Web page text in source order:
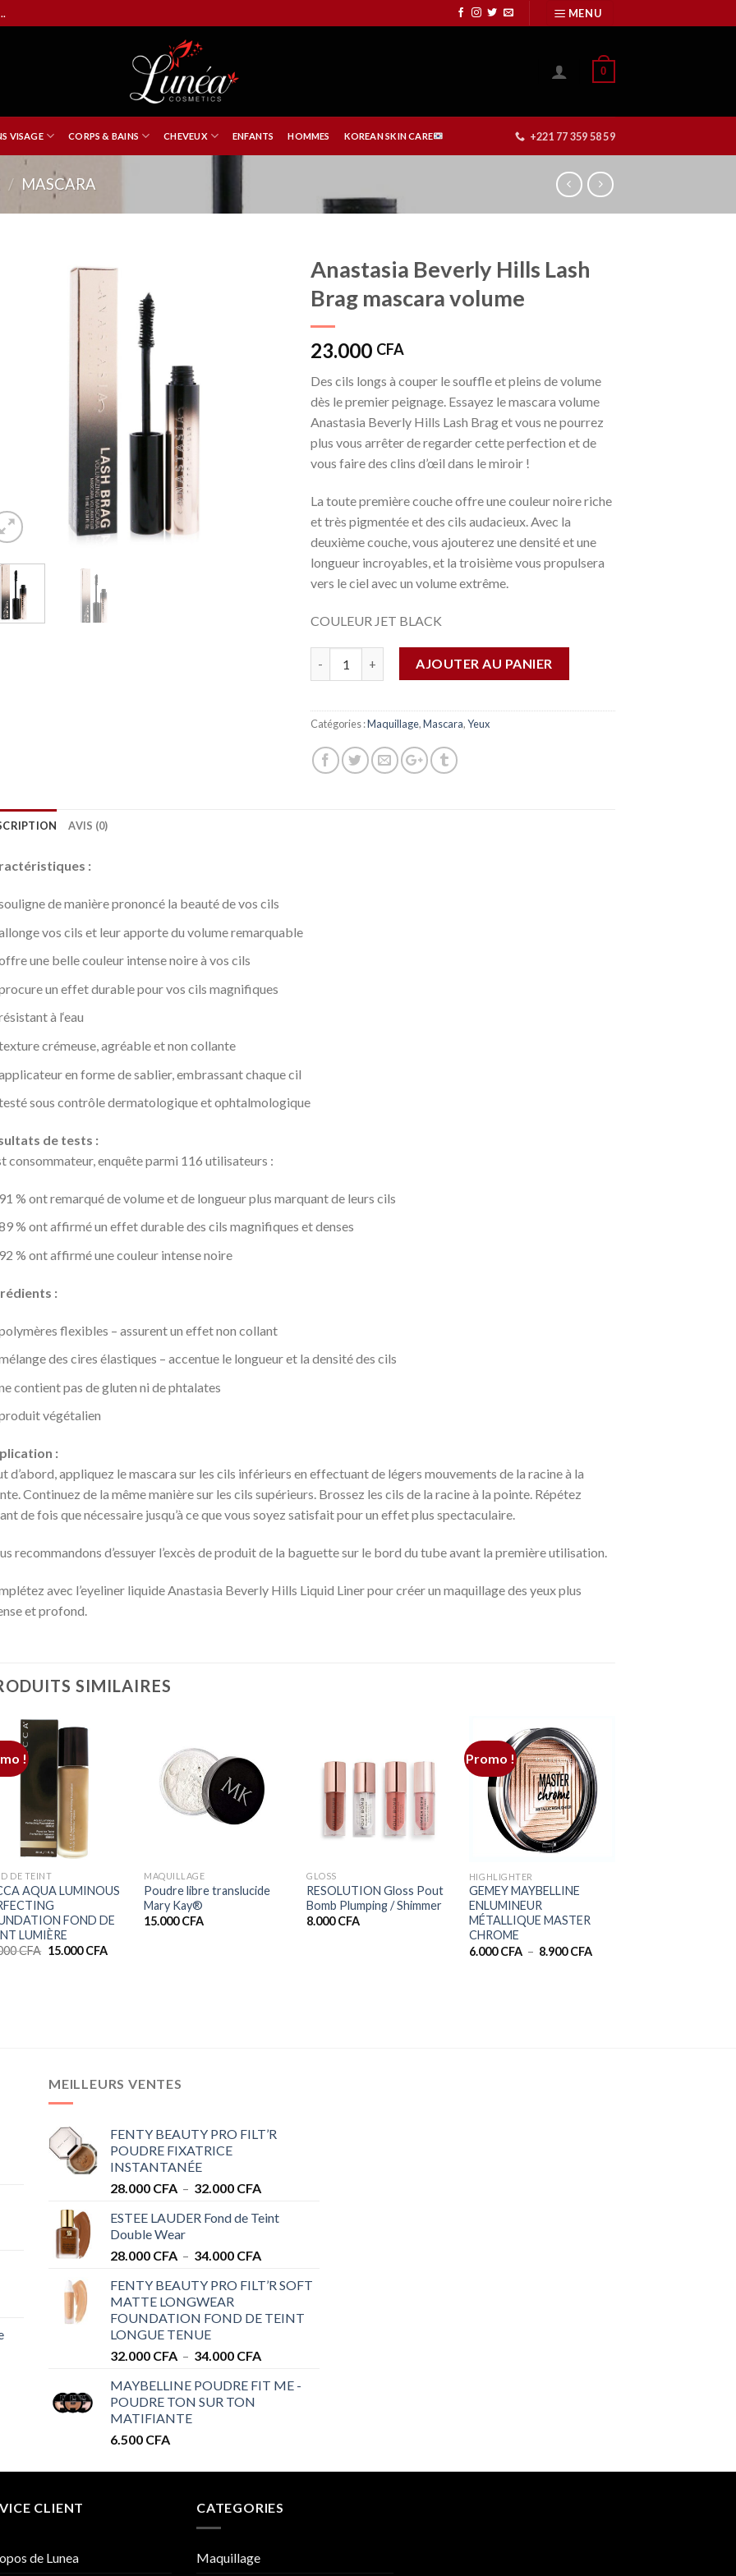
MENU
0
VISAGE CORPS & BAINS CHEVEUX ENFANTS HOMMES KOREAN SKIN CARE +221 77 359 58 59
/ MASCARA
Anastasia Beverly Hills Lash
Brag mascara volume
23.000 CFA
Des cils longs à couper le souffle et pleins de volume
dès le premier peignage. Essayez le mascara volume
Anastasia Beverly Hills Lash Brag et vous ne pourrez
plus vous arrêter de regarder cette perfection et de
vous faire des clins d’œil dans le miroir !
La toute première couche offre une couleur noire riche
et très pigmentée et des cils audacieux. Avec la
deuxième couche, vous ajouterez une densité et une
longueur incroyables, et la troisième vous propulsera
vers le ciel avec un volume extrême.
COULEUR JET BLACK
AJOUTER AU PANIER
Catégories :Maquillage,Mascara,Yeux
AVIS (0)
:
de manière prononcé la beauté de vos cils
vos cils et leur apporte du volume remarquable
une belle couleur intense noire à vos cils
un effet durable pour vos cils magnifiques
à l‘eau
crémeuse, agréable et non collante
en forme de sablier, embrassant chaque cil
sous contrôle dermatologique et ophtalmologique
de tests :
consommateur, enquête parmi 116 utilisateurs :
91 % ont remarqué de volume et de longueur plus marquant de leurs cils
% ont affirmé un effet durable des cils magnifiques et denses
92 % ont affirmé une couleur intense noire
:
flexibles – assurent un effet non collant
des cires élastiques – accentue le longueur et la densité des cils
contient pas de gluten ni de phtalates
végétalien
:
d’abord, appliquez le mascara sur les cils inférieurs en effectuant de légers mouvements de la racine à la
Continuez de la même manière sur les cils supérieurs. Brossez les cils de la racine à la pointe. Répétez
de fois que nécessaire jusqu’à ce que vous soyez satisfait pour un effet plus spectaculaire.
recommandons d’essuyer l’excès de produit de la baguette sur le bord du tube avant la première utilisation.
avec l’eyeliner liquide Anastasia Beverly Hills Liquid Liner pour créer un maquillage des yeux plus
et profond.
SIMILAIRES
!
DE TEINT
AQUA LUMINOUS
FOND DE
LUMIÈRE
CFA Le
15.000CFALe
MAQUILLAGE
Poudre libre translucide
Mary Kay®
15.000CFA
GLOSS
RESOLUTION Gloss Pout
Bomb Plumping / Shimmer
8.000CFA
Promo !
HIGHLIGHTER
GEMEY MAYBELLINE
ENLUMINEUR
MÉTALLIQUE MASTER
CHROME
6.000CFA – 8.900CFAPlage
MEILLEURS VENTES
FENTY BEAUTY PRO FILT’R
POUDRE FIXATRICE
INSTANTANÉE
28.000 CFA – 32.000 CFAPlage
prix :
à
ESTEE LAUDER Fond de Teint
Double Wear
28.000 CFA – 34.000 CFAPlage
prix :
à
FENTY BEAUTY PRO FILT’R SOFT
MATTE LONGWEAR
FOUNDATION FOND DE TEINT
LONGUE TENUE
32.000 CFA – 34.000 CFAPlage
prix :
MAYBELLINE POUDRE FIT ME -
POUDRE TON SUR TON
MATIFIANTE
6.500 CFA
CLIENT
de Lunea
CATEGORIES
Maquillage